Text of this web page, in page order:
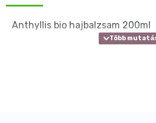
Anthyllis bio hajbalzsam 200ml